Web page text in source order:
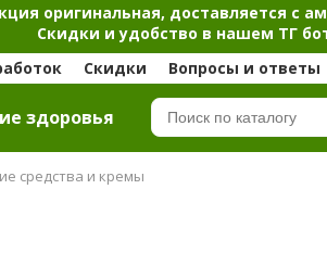
оригинальная, доставляется с
Скидки и удобство в нашем ТГ
Скидки Вопросы и ответы
здоровья
средства и кремы